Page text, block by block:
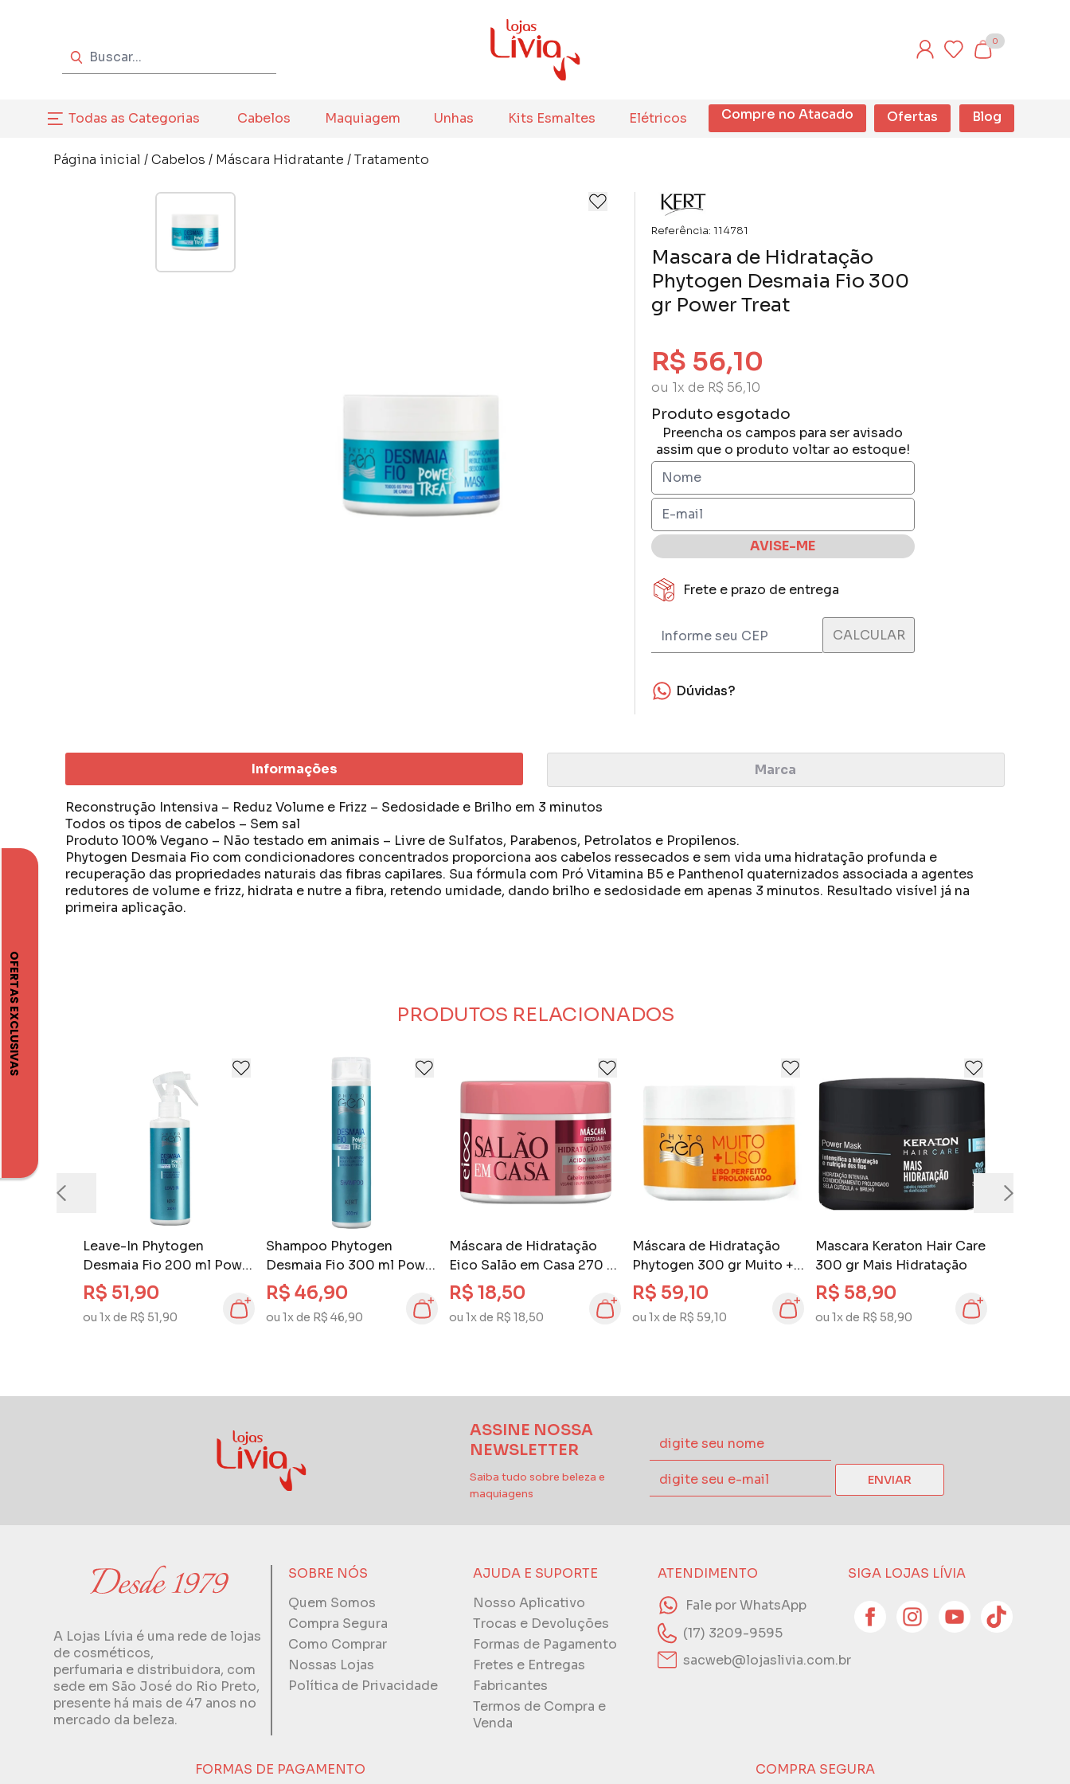
0
Todas as Categorias Cabelos Maquiagem Unhas Kits Esmaltes Elétricos Compre no Atacado Ofertas Blog
Página inicial /Cabelos / Máscara Hidratante /Tratamento
Referência: 114781
Mascara de Hidratação
Phytogen Desmaia Fio 300
gr Power Treat
R$ 56,10
ou 1x de R$ 56,10
Produto esgotado
Preencha os campos para ser avisado
assim que o produto voltar ao estoque!
AVISE-ME
Frete e prazo de entrega
Dúvidas?
Informações Marca
Reconstrução Intensiva – Reduz Volume e Frizz – Sedosidade e Brilho em 3 minutos
Todos os tipos de cabelos – Sem sal
Produto 100% Vegano – Não testado em animais – Livre de Sulfatos, Parabenos, Petrolatos e Propilenos.
Phytogen Desmaia Fio com condicionadores concentrados proporciona aos cabelos ressecados e sem vida uma hidratação profunda e
recuperação das propriedades naturais das fibras capilares. Sua fórmula com Pró Vitamina B5 e Panthenol quaternizados associada a agentes
redutores de volume e frizz, hidrata e nutre a fibra, retendo umidade, dando brilho e sedosidade em apenas 3 minutos. Resultado visível já na
primeira aplicação.
normas e padrões técnicos adotados pelos melhores do mundo.PRODUTOS RELACIONADOS
Leave-In Phytogen
Desmaia Fio 200 ml Power
Treat
R$ 51,90
ou 1x de R$ 51,90
Shampoo Phytogen
Desmaia Fio 300 ml Power
Treat
R$ 46,90
ou 1x de R$ 46,90
Máscara de Hidratação
Eico Salão em Casa 270 gr
Hidratação Intensiva
R$ 18,50
ou 1x de R$ 18,50
Máscara de Hidratação
Phytogen 300 gr Muito +
Liso
R$ 59,10
ou 1x de R$ 59,10
Mascara Keraton Hair Care
300 gr Mais Hidratação
R$ 58,90
ou 1x de R$ 58,90
ASSINE NOSSA
NEWSLETTER
Saiba tudo sobre beleza e
maquiagens
ENVIAR
A Lojas Lívia é uma rede de lojas
de cosméticos,
perfumaria e distribuidora, com
sede em São José do Rio Preto,
presente há mais de 47 anos no
mercado da beleza.
SOBRE NÓS
Quem Somos
Compra Segura
Como Comprar
Nossas Lojas
Política de Privacidade
AJUDA E SUPORTE
Nosso Aplicativo
Trocas e Devoluções
Formas de Pagamento
Fretes e Entregas
Fabricantes
Termos de Compra e
Venda
ATENDIMENTO
Fale por WhatsApp
(17) 3209-9595
sacweb@lojaslivia.com.br
SIGA LOJAS LÍVIA
FORMAS DE PAGAMENTO COMPRA SEGURA